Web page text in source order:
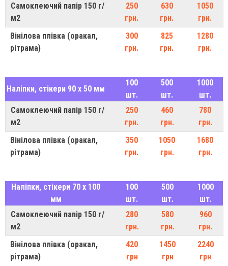
Самоклеючий папір 150 г/
м2
250
грн.
630
грн.
1050
грн.
Вінілова плівка (оракал,
рітрама)
300
грн.
825
грн.
1280
грн.
Наліпки, стікери 90 х 50 мм
100
шт.
500
шт.
1000
шт.
Самоклеючий папір 150 г/
м2
250
грн.
460
грн.
780
грн.
Вінілова плівка (оракал,
рітрама)
350
грн.
1050
грн.
1680
грн.
Наліпки, стікери 70 х 100
мм
100
шт.
500
шт.
1000
шт.
Самоклеючий папір 150 г/
м2
280
грн.
580
грн.
960
грн.
Вінілова плівка (оракал,
рітрама)
420
грн
1450
грн
2240
грн